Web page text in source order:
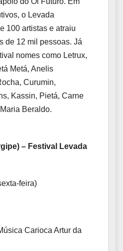
o Levada
100 artistas e atraiu
de 12 mil pessoas. Já
nomes como Letrux,
Metá, Anelis
Curumin,
Kassin, Pietá, Carne
Beraldo.
– Festival Levada
feira)
Carioca Artur da